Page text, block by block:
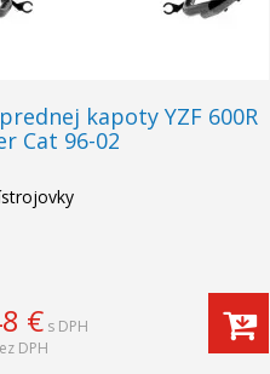
kapoty YZF 600R
Cat 96-02
€ s DPH
DPH